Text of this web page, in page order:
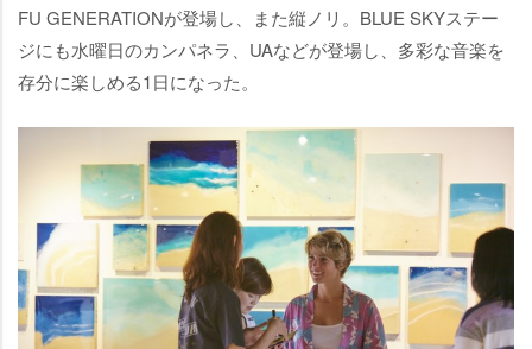
FU GENERATIONが登場し、また縦ノリ。BLUE SKYステー
ジにも水曜日のカンパネラ、UAなどが登場し、多彩な音楽を
存分に楽しめる1日になった。